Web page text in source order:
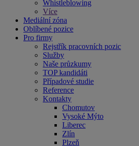
Whistleblowing
Více
Mediální zóna
Oblíbené pozice
Pro firmy
Rejstřík pracovních pozic
Služby
Naše průzkumy
TOP kandidáti
Případové studie
Reference
Kontakty
Chomutov
Vysoké Mýto
Liberec
Zlín
Plzeň